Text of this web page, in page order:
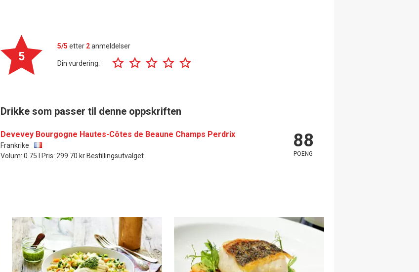
5
5/5 etter 2anmeldelser
Din vurdering:
Drikke som passer til denne oppskriften
Devevey Bourgogne Hautes-Côtes de Beaune Champs Perdrix
Frankrike
Volum: 0.75 l Pris: 299.70 kr Bestillingsutvalget
88
POENG